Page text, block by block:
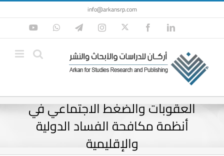
Skip
to
content
info@arkansrp.com
LinkedIn
Facebook
Twitter
Instagram
Telegram
WhatsApp
YouTube
العقوبات والضغط الاجتماعي في
أنظمة مكافحة الفساد الدولية
والإقليمية